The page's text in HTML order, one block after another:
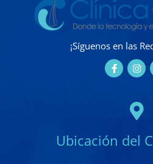
Ubicación del
¡Síguenos en las